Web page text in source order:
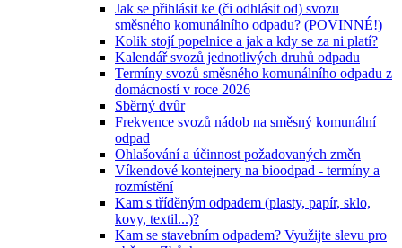
Jak se přihlásit ke (či odhlásit od) svozu
směsného komunálního odpadu? (POVINNÉ!)
Kolik stojí popelnice a jak a kdy se za ni platí?
Kalendář svozů jednotlivých druhů odpadu
Termíny svozů směsného komunálního odpadu z
domácností v roce 2026
Sběrný dvůr
Frekvence svozů nádob na směsný komunální
odpad
Ohlašování a účinnost požadovaných změn
Víkendové kontejnery na bioodpad - termíny a
rozmístění
Kam s tříděným odpadem (plasty, papír, sklo,
kovy, textil...)?
Kam se stavebním odpadem? Využijte slevu pro